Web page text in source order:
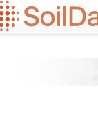
Ir
para
o